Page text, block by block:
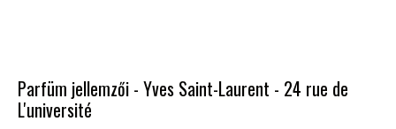
Parfüm jellemzői - Yves Saint-Laurent - 24 rue de
L'université